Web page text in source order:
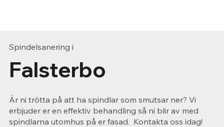
Spindelsanering i
Falsterbo
Är ni trötta på att ha spindlar som smutsar ner? Vi
erbjuder er en effektiv behandling så ni blir av med
spindlarna utomhus på er fasad. Kontakta oss idag!